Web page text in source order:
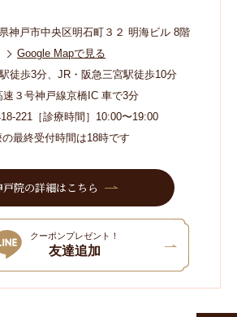
神戸市中央区明石町３２ 明海ビル 8階
Google Mapで見る
徒歩3分、JR・阪急三宮駅徒歩10分
速３号神戸線京橋IC 車で3分
221［診療時間］10:00〜19:00
の最終受付時間は18時です
戸院の詳細はこちら
クーポンプレゼント！
友達追加